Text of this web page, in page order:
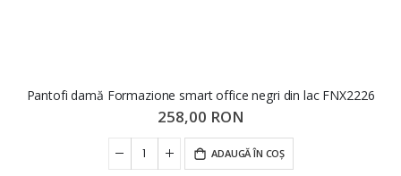
Pantofi damă Formazione smart office negri din lac FNX2226
258,00 RON
ADAUGĂ ÎN COȘ